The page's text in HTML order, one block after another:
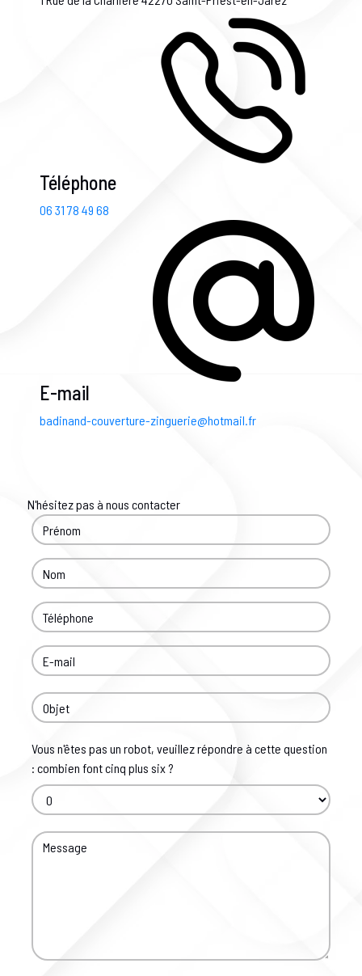
Téléphone
06 31 78 49 68
E-mail
badinand-couverture-zinguerie@hotmail.fr
N'hésitez pas à nous contacter
Vous n'êtes pas un robot, veuillez répondre à cette question
: combien font cinq plus six ?